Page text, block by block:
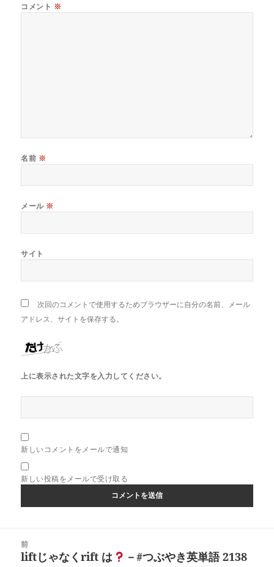
コメント ※
名前 ※
メール ※
サイト
次回のコメントで使用するためブラウザーに自分の名前、メール
アドレス、サイトを保存する。
上に表示された文字を入力してください。
新しいコメントをメールで通知
新しい投稿をメールで受け取る
前
前
liftじゃなくrift は －#つぶやき英単語 2138